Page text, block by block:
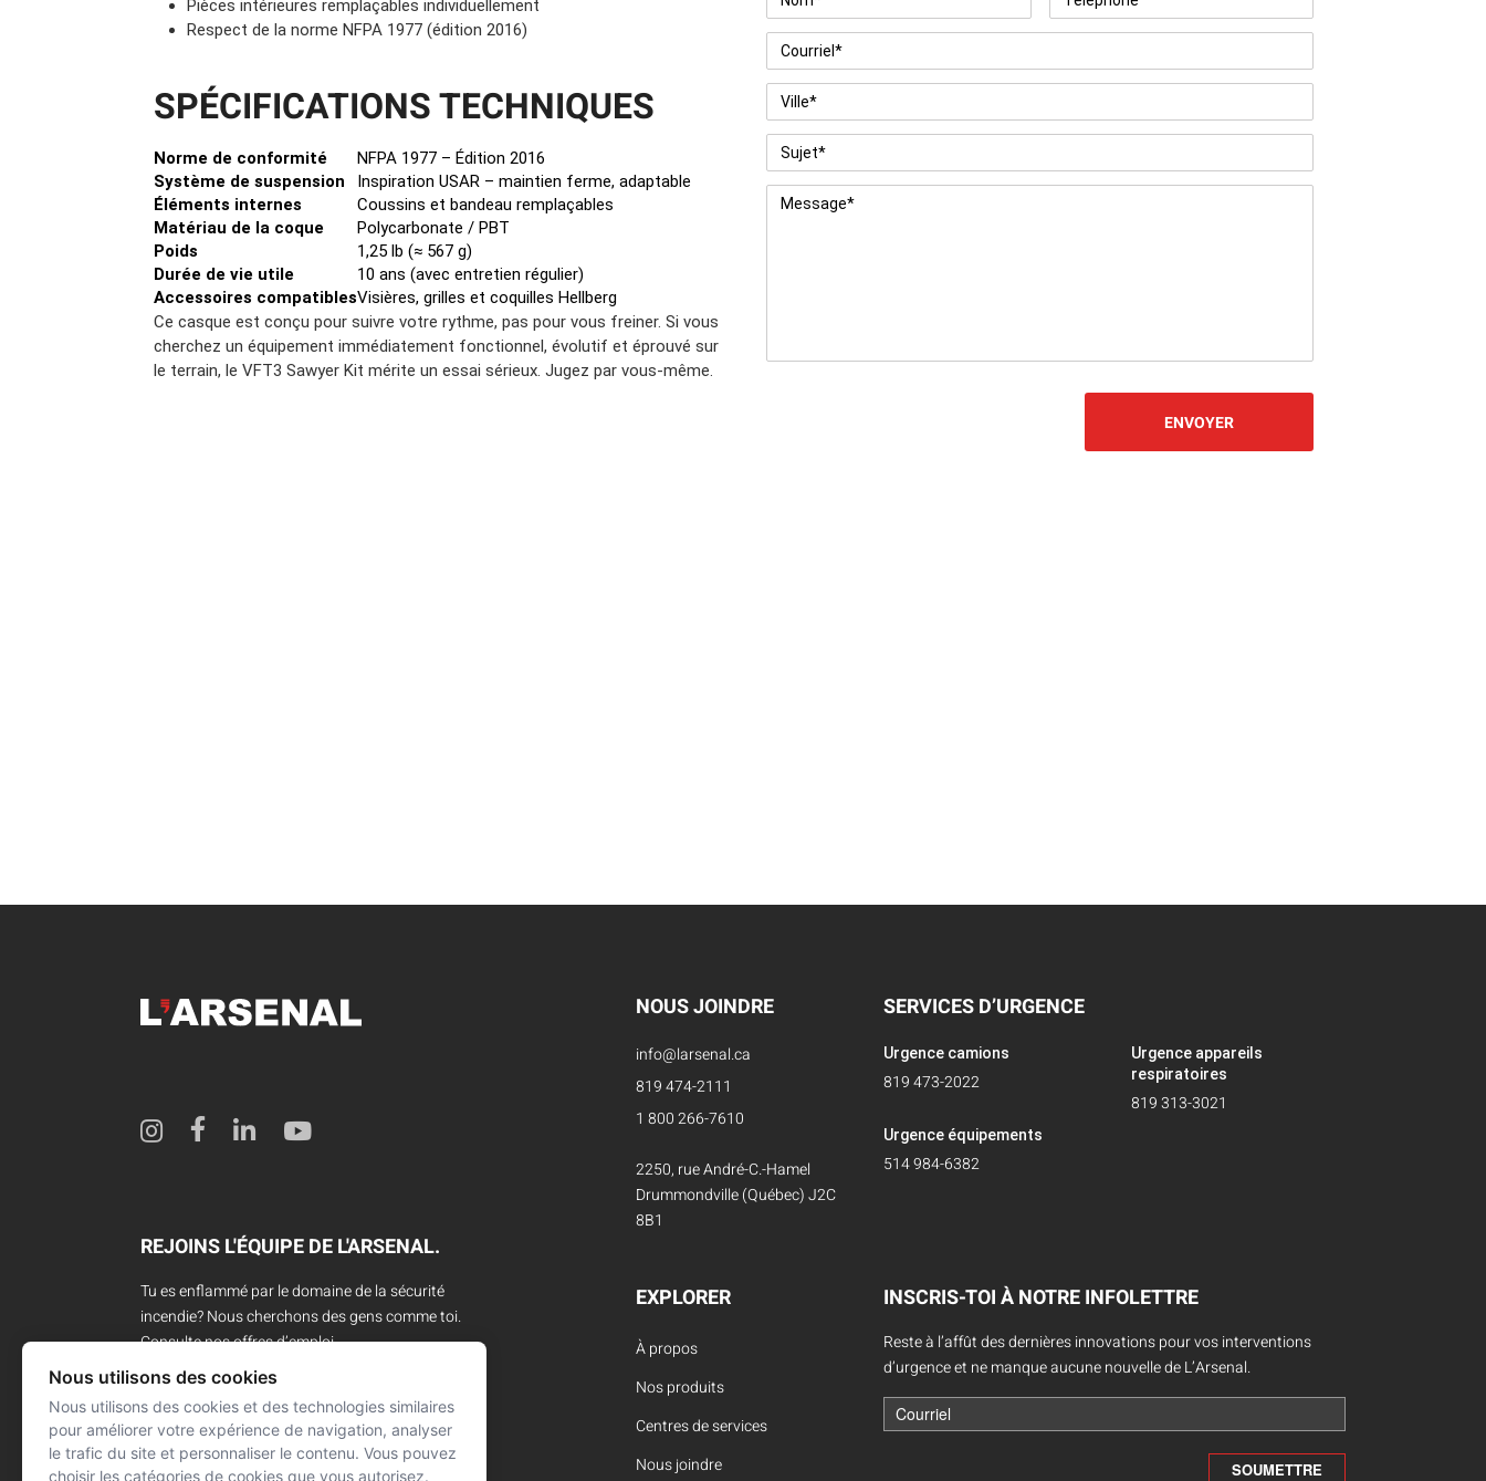
Courriel *
Ville *
Sujet *
Message *
Pièces intérieures remplaçables individuellement
Respect de la norme NFPA 1977 (édition 2016)
SPÉCIFICATIONS TECHNIQUES
Norme de conformité
NFPA 1977 – Édition 2016
Système de suspension
Inspiration USAR – maintien ferme, adaptable
Éléments internes
Coussins et bandeau remplaçables
Matériau de la coque
Polycarbonate / PBT
Poids
1,25 lb (≈ 567 g)
Durée de vie utile
10 ans (avec entretien régulier)
Accessoires compatiblesVisières, grilles et coquilles Hellberg
Ce casque est conçu pour suivre votre rythme, pas pour vous freiner. Si vous
cherchez un équipement immédiatement fonctionnel, évolutif et éprouvé sur
le terrain, le VFT3 Sawyer Kit mérite un essai sérieux. Jugez par vous-même.
REJOINS L'ÉQUIPE DE L'ARSENAL.
Tu es enflammé par le domaine de la sécurité
incendie? Nous cherchons des gens comme toi.
Consulte nos offres d’emploi.
CARRIÈRES
NOUS JOINDRE
info@larsenal.ca
819 474-2111
1 800 266-7610
2250, rue André-C.-Hamel
Drummondville (Québec) J2C
8B1
SERVICES D’URGENCE
Urgence camions
819 473-2022
Urgence équipements
514 984-6382
Urgence appareils
respiratoires
819 313-3021
EXPLORER
À propos
Nos produits
Centres de services
Nous joindre
INSCRIS-TOI À NOTRE INFOLETTRE
Reste à l’affût des dernières innovations pour vos interventions
d’urgence et ne manque aucune nouvelle de L’Arsenal.
Nous utilisons des cookies
Nous utilisons des cookies et des technologies similaires
pour améliorer votre expérience de navigation, analyser
le trafic du site et personnaliser le contenu. Vous pouvez
choisir les catégories de cookies que vous autorisez.